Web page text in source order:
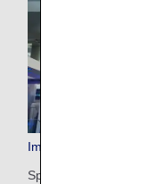
Im Voraus bezahltes
Sparen Sie Zeit und